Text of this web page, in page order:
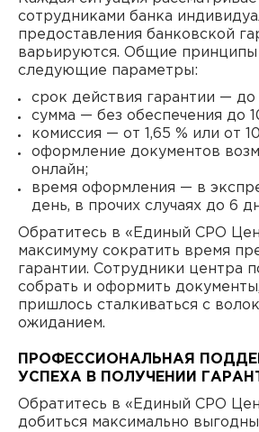
сотрудниками банка
предоставления банковской
варьируются. Общие принципы
следующие параметры:
срок действия гарантии — до
сумма — без обеспечения до
комиссия — от 1,65 % или от
оформление документов
онлайн;
время оформления — в
день, в прочих случаях до 6
Обратитесь в «Единый СРО
максимуму сократить время
гарантии. Сотрудники центра
собрать и оформить
пришлось сталкиваться с
ожиданием.
ПРОФЕССИОНАЛЬНАЯ
УСПЕХА В ПОЛУЧЕНИИ
Обратитесь в «Единый СРО
добиться максимально